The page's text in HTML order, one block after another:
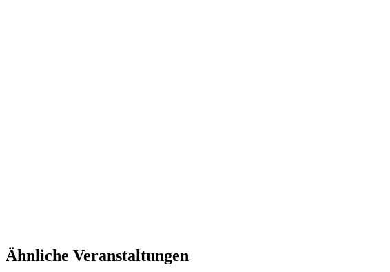
Ähnliche Veranstaltungen